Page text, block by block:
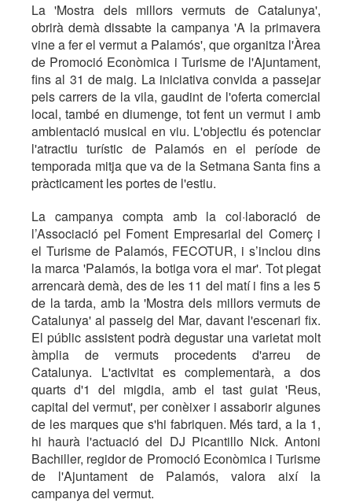
La 'Mostra dels millors vermuts de Catalunya',
obrirà demà dissabte la campanya 'A la primavera
vine a fer el vermut a Palamós', que organitza l'Àrea
de Promoció Econòmica i Turisme de l'Ajuntament,
fins al 31 de maig. La iniciativa convida a passejar
pels carrers de la vila, gaudint de l'oferta comercial
local, també en diumenge, tot fent un vermut i amb
ambientació musical en viu. L'objectiu és potenciar
l'atractiu turístic de Palamós en el període de
temporada mitja que va de la Setmana Santa fins a
pràcticament les portes de l'estiu.
La campanya compta amb la col·laboració de
l’Associació pel Foment Empresarial del Comerç i
el Turisme de Palamós, FECOTUR, i s’inclou dins
la marca 'Palamós, la botiga vora el mar'. Tot plegat
arrencarà demà, des de les 11 del matí i fins a les 5
de la tarda, amb la 'Mostra dels millors vermuts de
Catalunya' al passeig del Mar, davant l'escenari fix.
El públic assistent podrà degustar una varietat molt
àmplia de vermuts procedents d'arreu de
Catalunya. L'activitat es complementarà, a dos
quarts d'1 del migdia, amb el tast guiat 'Reus,
capital del vermut', per conèixer i assaborir algunes
de les marques que s'hi fabriquen. Més tard, a la 1,
hi haurà l'actuació del DJ Picantillo Nick. Antoni
Bachiller, regidor de Promoció Econòmica i Turisme
de l'Ajuntament de Palamós, valora així la
campanya del vermut.